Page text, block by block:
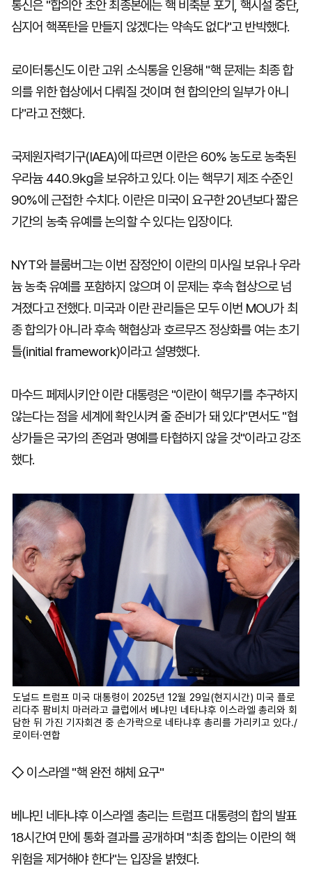
통신은 "합의안 초안 최종본에는 핵 비축분 포기, 핵시설 중단,
심지어 핵폭탄을 만들지 않겠다는 약속도 없다"고 반박했다.
로이터통신도 이란 고위 소식통을 인용해 "핵 문제는 최종 합
의를 위한 협상에서 다뤄질 것이며 현 합의안의 일부가 아니
다"라고 전했다.
국제원자력기구(IAEA)에 따르면 이란은 60% 농도로 농축된
우라늄 440.9㎏을 보유하고 있다. 이는 핵무기 제조 수준인
90%에 근접한 수치다. 이란은 미국이 요구한 20년보다 짧은
기간의 농축 유예를 논의할 수 있다는 입장이다.
NYT와 블룸버그는 이번 잠정안이 이란의 미사일 보유나 우라
늄 농축 유예를 포함하지 않으며 이 문제는 후속 협상으로 넘
겨졌다고 전했다. 미국과 이란 관리들은 모두 이번 MOU가 최
종 합의가 아니라 후속 핵협상과 호르무즈 정상화를 여는 초기
틀(initial framework)이라고 설명했다.
마수드 페제시키안 이란 대통령은 "이란이 핵무기를 추구하지
않는다는 점을 세계에 확인시켜 줄 준비가 돼 있다"면서도 "협
상가들은 국가의 존엄과 명예를 타협하지 않을 것"이라고 강조
했다.
도널드 트럼프 미국 대통령이 2025년 12월 29일(현지시간) 미국 플로
리다주 팜비치 마러라고 클럽에서 베냐민 네타냐후 이스라엘 총리와 회
담한 뒤 가진 기자회견 중 손가락으로 네타냐후 총리를 가리키고 있다./
로이터·연합
◇ 이스라엘 "핵 완전 해체 요구"
베냐민 네타냐후 이스라엘 총리는 트럼프 대통령의 합의 발표
18시간여 만에 통화 결과를 공개하며 "최종 합의는 이란의 핵
위험을 제거해야 한다"는 입장을 밝혔다.